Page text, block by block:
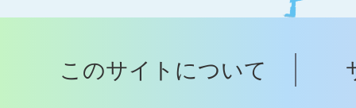
ッ
へ
このサイトについて